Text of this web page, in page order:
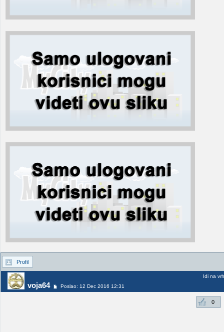
Profil
voja64 Poslao: 12 Dec 2016 12:31
Idi na vrh
0